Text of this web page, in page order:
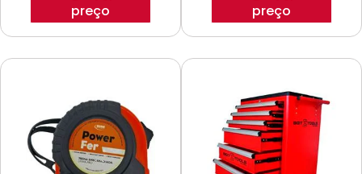
preço
preço